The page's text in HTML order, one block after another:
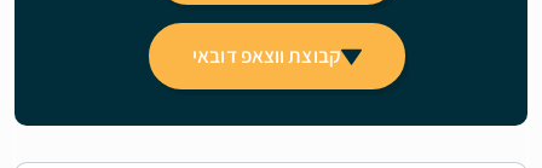
קבוצת ווצאפ דובאי